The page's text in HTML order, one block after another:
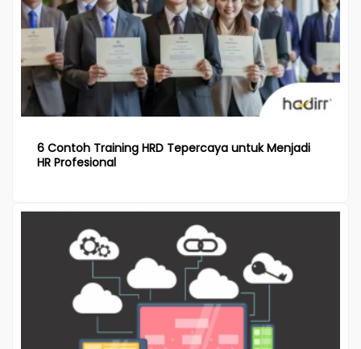
6 Contoh Training HRD Tepercaya untuk Menjadi
HR Profesional